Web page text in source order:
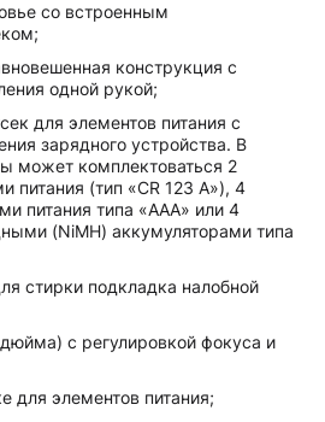
со встроенным
конструкция с
одной рукой;
для элементов питания с
зарядного устройства. В
может комплектоваться 2
питания (тип «CR 123 A»), 4
питания типа «AAA» или 4
(NiMH) аккумуляторами типа
стирки подкладка налобной
с регулировкой фокуса и
для элементов питания;